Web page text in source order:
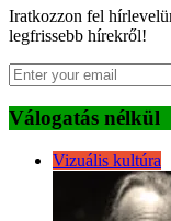
Iratkozzon fel
legfrissebb hírekről!
Válogatás nélkül
Vizuális kultúra